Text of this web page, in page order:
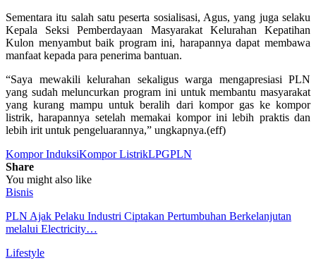
Sementara itu salah satu peserta sosialisasi, Agus, yang juga selaku
Kepala Seksi Pemberdayaan Masyarakat Kelurahan Kepatihan
Kulon menyambut baik program ini, harapannya dapat membawa
manfaat kepada para penerima bantuan.
“Saya mewakili kelurahan sekaligus warga mengapresiasi PLN
yang sudah meluncurkan program ini untuk membantu masyarakat
yang kurang mampu untuk beralih dari kompor gas ke kompor
listrik, harapannya setelah memakai kompor ini lebih praktis dan
lebih irit untuk pengeluarannya,” ungkapnya.(eff)
Kompor InduksiKompor ListrikLPGPLN
Share
You might also like
Bisnis
PLN Ajak Pelaku Industri Ciptakan Pertumbuhan Berkelanjutan
melalui Electricity…
Lifestyle